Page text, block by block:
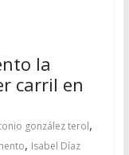
la
carril en
gonzález terol,
, Isabel Díaz